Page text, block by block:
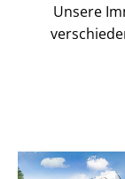
Unsere